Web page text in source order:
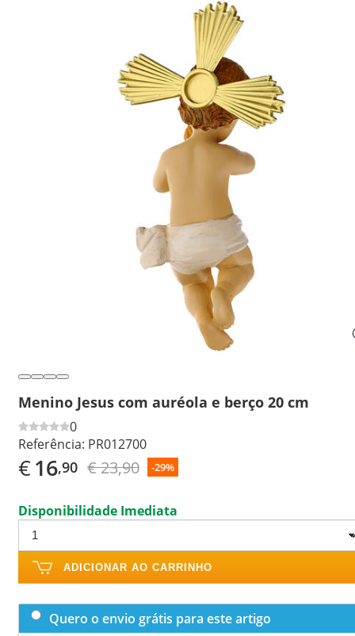
Menino Jesus com auréola e berço 20 cm
0
Referência: PR012700
€16,90 € 23,90 -29%
Disponibilidade Imediata
ADICIONAR AO CARRINHO
Quero o envio grátis para este artigo